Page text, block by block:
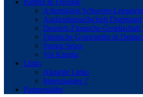
Partner & Freunde
Arbeitskreis Schwerte-
Auslandsgesellschaft Dortmund
Deutsch-Finnische
Finnische Gemeinden in
Suomi Seura
Via Karelia
LInks
Aktuelle Links
Interessantes ?
Partnerstädte